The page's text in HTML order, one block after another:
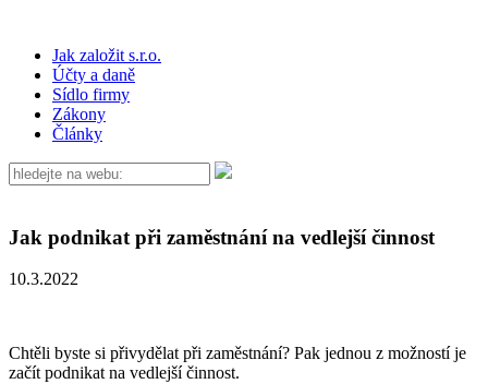
Jak založit s.r.o.
Účty a daně
Sídlo firmy
Zákony
Články
Jak podnikat při zaměstnání na vedlejší činnost
10.3.2022
Chtěli byste si přivydělat při zaměstnání? Pak jednou z možností je
začít podnikat na vedlejší činnost.